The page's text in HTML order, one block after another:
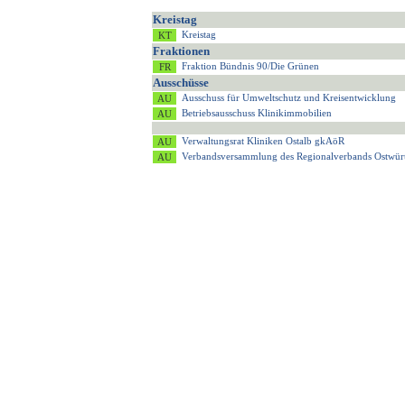
Kreistag
Kreistag
Fraktionen
Fraktion Bündnis 90/Die Grünen
Ausschüsse
Ausschuss für Umweltschutz und Kreisentwicklung
Betriebsausschuss Klinikimmobilien
Verwaltungsrat Kliniken Ostalb gkAöR
Verbandsversammlung des Regionalverbands